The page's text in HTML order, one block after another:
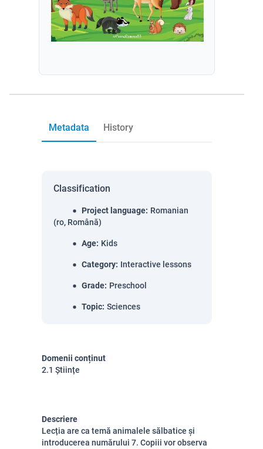
Metadata History
Classification
Project language: Romanian
(ro, Română)
Age: Kids
Category: Interactive lessons
Grade: Preschool
Topic: Sciences
Domenii conținut
2.1 Științe
Descriere
Lecția are ca temă animalele sălbatice și
introducerea numărului 7. Copiii vor observa